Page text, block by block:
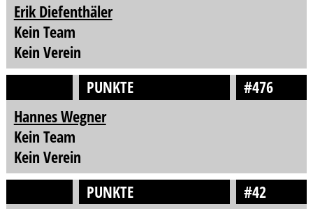
Erik Diefenthäler
Kein Team
Kein Verein
PUNKTE
#476
Hannes Wegner
Kein Team
Kein Verein
PUNKTE
#42